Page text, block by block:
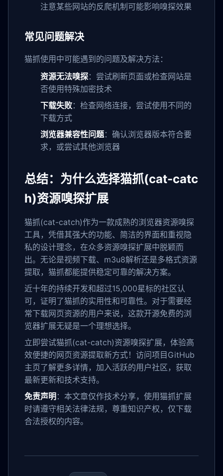
注意某些网站的反爬机制可能影响嗅探效果
常见问题解决
猫抓使用中可能遇到的问题及解决方法：
资源无法嗅探：尝试刷新页面或检查网站是
否使用特殊加密技术
下载失败：检查网络连接，尝试使用不同的
下载方式
浏览器兼容性问题：确认浏览器版本符合要
求，或尝试其他浏览器
总结：为什么选择猫抓(cat-catc
h)资源嗅探扩展
猫抓(cat-catch)作为一款成熟的浏览器资源嗅探
工具，凭借其强大的功能、简洁的界面和重视隐
私的设计理念，在众多资源嗅探扩展中脱颖而
出。无论是视频下载、m3u8解析还是多格式资源
提取，猫抓都能提供稳定可靠的解决方案。
近十年的持续开发和超过15,000星标的社区认
可，证明了猫抓的实用性和可靠性。对于需要经
常下载网页资源的用户来说，这款开源免费的浏
览器扩展无疑是一个理想选择。
立即尝试猫抓(cat-catch)资源嗅探扩展，体验高
效便捷的网页资源提取新方式！访问项目GitHub
主页了解更多详情，加入活跃的用户社区，获取
最新更新和技术支持。
免责声明：本文章仅作技术分享，使用猫抓扩展
时请遵守相关法律法规，尊重知识产权，仅下载
合法授权的内容。